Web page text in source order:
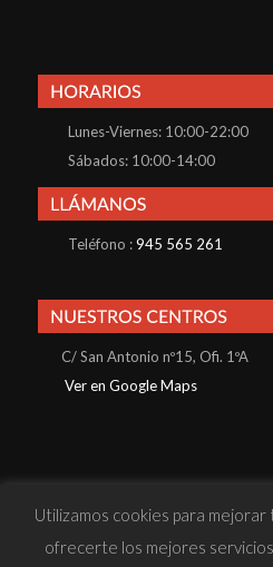
Lunes-Viernes: 10:00-22:00
Sábados: 10:00-14:00
Teléfono :945 565 261
C/ San Antonio nº15, Ofi. 1ºA
Ver en Google Maps
· Política de Privacidad
Utilizamos cookies para
ofrecerte los mejores